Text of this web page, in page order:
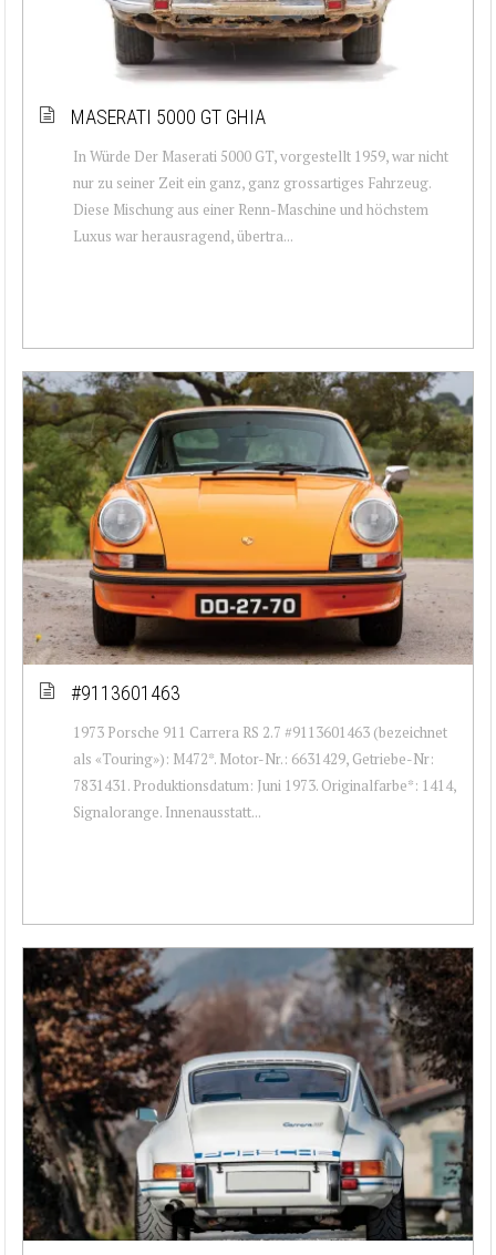
MASERATI 5000 GT GHIA
In Würde Der Maserati 5000 GT, vorgestellt 1959, war nicht
nur zu seiner Zeit ein ganz, ganz grossartiges Fahrzeug.
Diese Mischung aus einer Renn-Maschine und höchstem
Luxus war herausragend, übertra...
#9113601463
1973 Porsche 911 Carrera RS 2.7 #9113601463 (bezeichnet
als «Touring»): M472*. Motor-Nr.: 6631429, Getriebe-Nr:
7831431. Produktionsdatum: Juni 1973. Originalfarbe*: 1414,
Signalorange. Innenausstatt...